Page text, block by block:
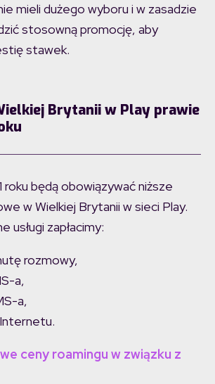
mieli dużego wyboru i w zasadzie
stosowną promocję, aby
stawek.
Brytanii w Play prawie
roku będą obowiązywać niższe
w Wielkiej Brytanii w sieci Play.
usługi zapłacimy:
rozmowy,
a,
a,
Internetu.
ceny roamingu w związku z